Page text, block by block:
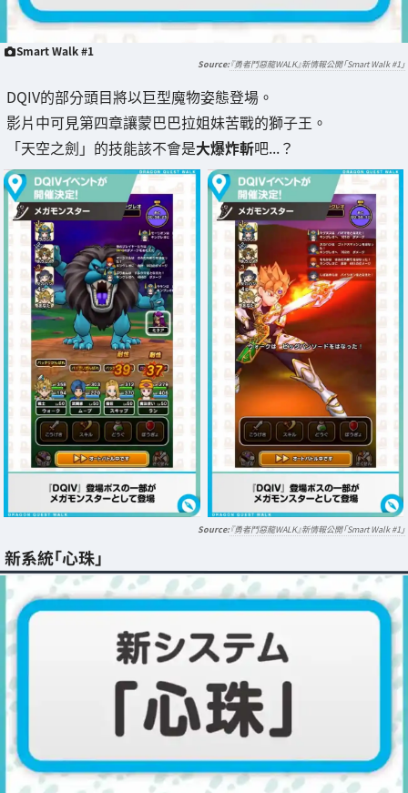
Smart Walk #1
『勇者鬥惡龍WALK』新情報公開「Smart Walk #1」
DQIV的部分頭目將以巨型魔物姿態登場。
影片中可見第四章讓蒙巴巴拉姐妹苦戰的獅子王。
「天空之劍」的技能該不會是大爆炸斬吧...？
『勇者鬥惡龍WALK』新情報公開「Smart Walk #1」
新系統「心珠」